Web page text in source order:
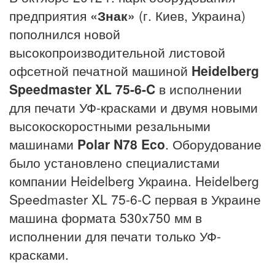
предприятия «Знак» (г. Киев, Украина)
пополнился новой
высокопроизводительной листовой
офсетной печатной машиной Heidelberg
Speedmaster XL 75-6-C в исполнении
для печати УФ-красками и двумя новыми
высокоcкоростными резальными
машинами Polar N78 Eco. Оборудование
было установлено специалистами
компании Heidelberg Украина. Heidelberg
Speedmaster XL 75-6-C первая в Украине
машина формата 530х750 мм в
исполнении для печати только УФ-
красками.